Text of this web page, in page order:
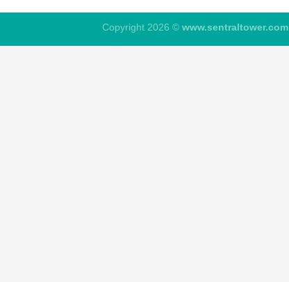
Copyright 2026 © www.sentraltower.com